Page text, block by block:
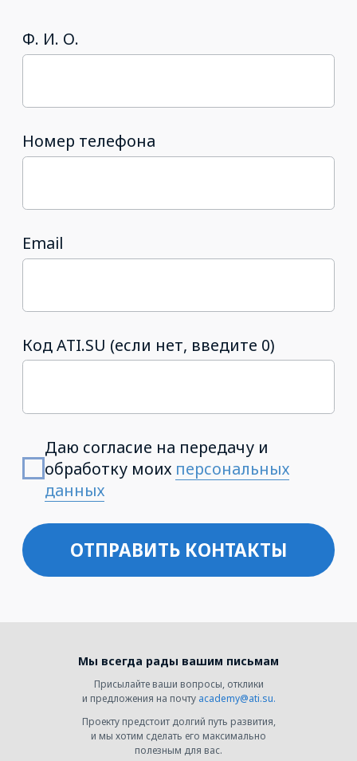
Мы всегда рады вашим письмам
Присылайте ваши вопросы, отклики
и предложения на почту academy@ati.su.
Проекту предстоит долгий путь развития,
и мы хотим сделать его максимально
полезным для вас.